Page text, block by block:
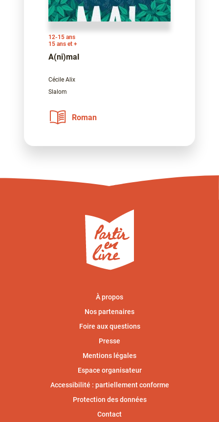
12-15 ans
15 ans et +
A(ni)mal
Cécile Alix
Slalom
Roman
À propos
Nos partenaires
Foire aux questions
Presse
Mentions légales
Espace organisateur
Accessibilité : partiellement conforme
Protection des données
Contact